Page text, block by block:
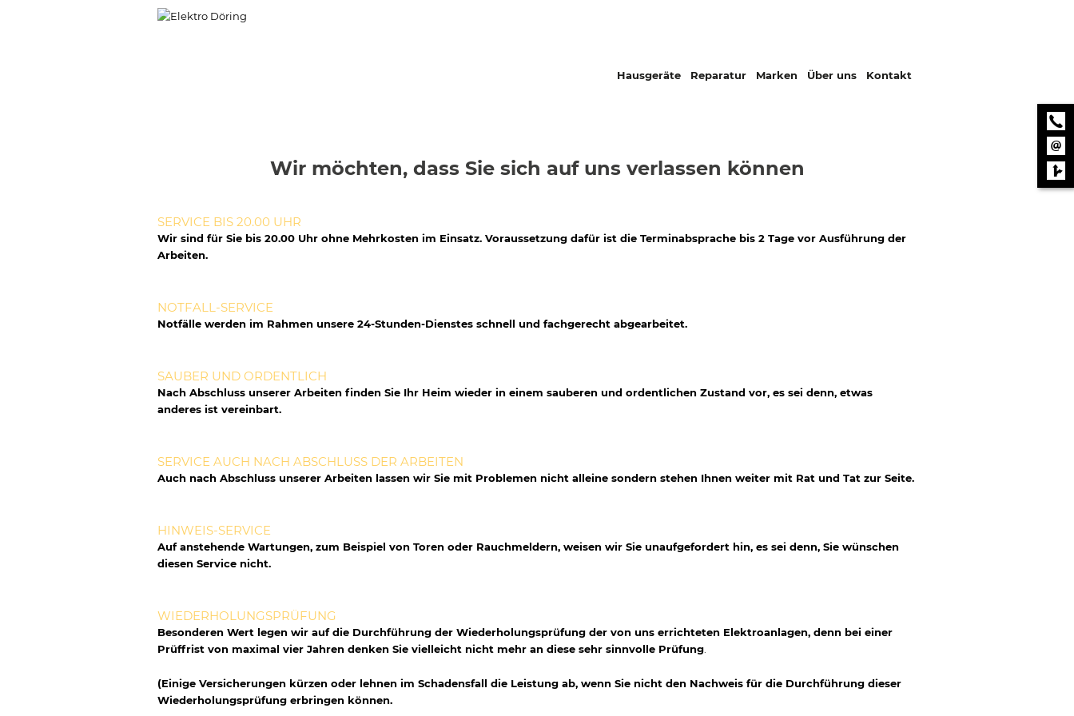
Hausgeräte Reparatur Marken Über uns Kontakt
Wir möchten, dass Sie sich auf uns verlassen können
SERVICE BIS 20.00 UHR
Wir sind für Sie bis 20.00 Uhr ohne Mehrkosten im Einsatz. Voraussetzung dafür ist die Terminabsprache bis 2 Tage vor Ausführung der
Arbeiten.
NOTFALL-SERVICE
Notfälle werden im Rahmen unsere 24-Stunden-Dienstes schnell und fachgerecht abgearbeitet.
SAUBER UND ORDENTLICH
Nach Abschluss unserer Arbeiten finden Sie Ihr Heim wieder in einem sauberen und ordentlichen Zustand vor, es sei denn, etwas
anderes ist vereinbart.
SERVICE AUCH NACH ABSCHLUSS DER ARBEITEN
Auch nach Abschluss unserer Arbeiten lassen wir Sie mit Problemen nicht alleine sondern stehen Ihnen weiter mit Rat und Tat zur Seite.
HINWEIS-SERVICE
Auf anstehende Wartungen, zum Beispiel von Toren oder Rauchmeldern, weisen wir Sie unaufgefordert hin, es sei denn, Sie wünschen
diesen Service nicht.
WIEDERHOLUNGSPRÜFUNG
Besonderen Wert legen wir auf die Durchführung der Wiederholungsprüfung der von uns errichteten Elektroanlagen, denn bei einer
Prüffrist von maximal vier Jahren denken Sie vielleicht nicht mehr an diese sehr sinnvolle Prüfung
(Einige Versicherungen kürzen oder lehnen im Schadensfall die Leistung ab, wenn Sie nicht den Nachweis für die Durchführung dieser
Wiederholungsprüfung erbringen können.